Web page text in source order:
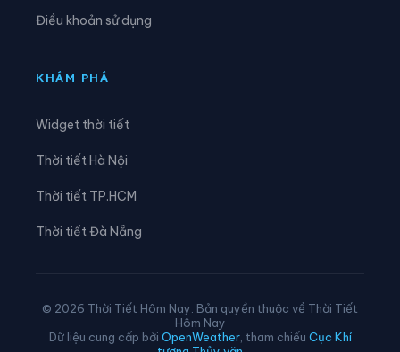
Xã Liêu Tú
Xã Phụng Hiệp
Điều khoản sử dụng
KHÁM PHÁ
Widget thời tiết
Thời tiết Hà Nội
Thời tiết TP.HCM
Thời tiết Đà Nẵng
© 2026 Thời Tiết Hôm Nay. Bản quyền thuộc về Thời Tiết
Hôm Nay
Dữ liệu cung cấp bởi OpenWeather, tham chiếu Cục Khí